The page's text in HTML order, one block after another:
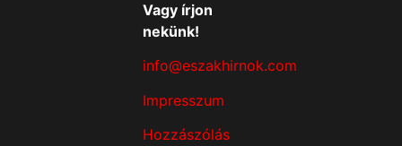
Vagy írjon
nekünk!
info@eszakhirnok.com
Impresszum
Hozzászólás